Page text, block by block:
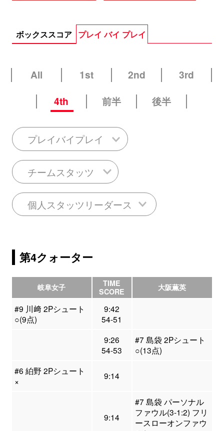
ボックススコア プレイ バイ プレイ
All 1st 2nd
3rd
4th
前半 後半
プレイバイプレイ
チームスタッツ
個人スタッツリーダース
第4クォーター
岐阜女子
TIME
SCORE
大阪薫英
#9 川﨑 2Pシュート
○(9点)
9:42
54-51
9:26
54-53
#7 島袋 2Pシュート
○(13点)
#6 絈野 2Pシュート
×
9:14
9:14
#7 島袋 パーソナル
ファウル(3-1:2) フリ
ースローオンファウ